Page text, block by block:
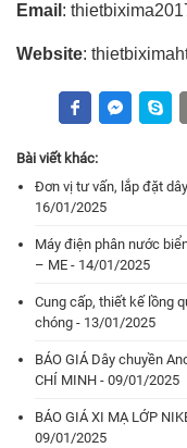
Email :
Website:
Bài viết khác:
Đơn vị tư vấn, lắp đặt
16/01/2025
Máy điện phân nước
– ME - 14/01/2025
Cung cấp, thiết kế lồng
chóng - 13/01/2025
BÁO GIÁ Dây chuyền
CHÍ MINH - 09/01/2025
BÁO GIÁ XI MẠ LỚP
09/01/2025